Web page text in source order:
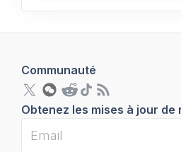
Communauté
Obtenez les mises à jour de